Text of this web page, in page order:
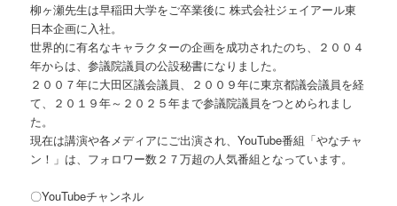
柳ヶ瀬先生は早稲田大学をご卒業後に 株式会社ジェイアール東
日本企画に入社。
世界的に有名なキャラクターの企画を成功されたのち、２００４
年からは、参議院議員の公設秘書になりました。
２００７年に大田区議会議員、２００９年に東京都議会議員を経
て、２０１９年～２０２５年まで参議院議員をつとめられまし
た。
現在は講演や各メディアにご出演され、YouTube番組「やなチャ
ン！」は、フォロワー数２７万超の人気番組となっています。
〇YouTubeチャンネル